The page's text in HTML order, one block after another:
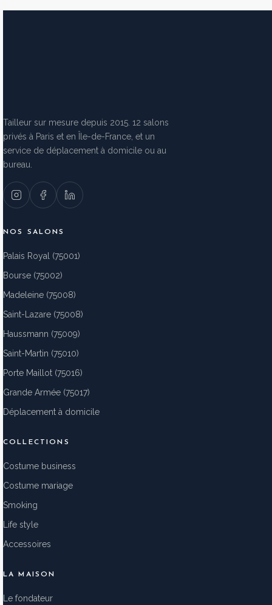
Tailleur sur mesure depuis 2015. 12 salons
privés à Paris et en Île-de-France, et un
service de déplacement à domicile ou au
bureau.
NOS SALONS
Palais Royal (75001)
Bourse (75002)
Madeleine (75008)
Saint-Lazare (75008)
Haussmann (75009)
Saint-Martin (75010)
Porte Maillot (75016)
Grande Armée (75017)
Déplacement à domicile
COLLECTIONS
Costume business
Costume mariage
Smoking
Life style
Accessoires
LA MAISON
Le fondateur